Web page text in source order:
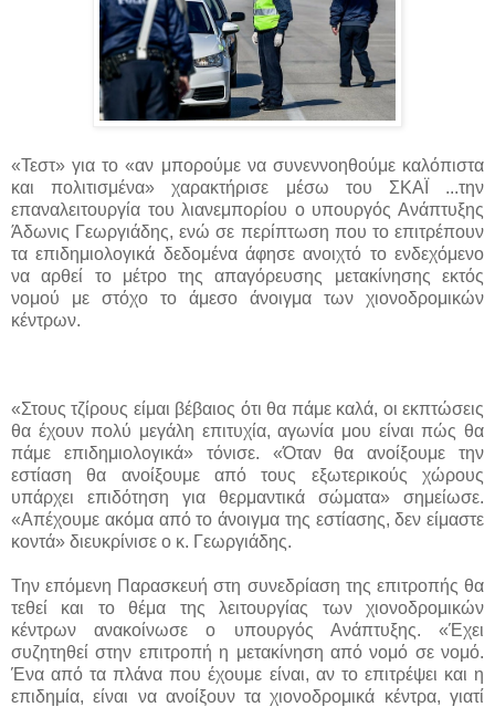
«Τεστ» για το «αν μπορούμε να συνεννοηθούμε καλόπιστα
και πολιτισμένα» χαρακτήρισε μέσω του ΣΚΑΪ ...την
επαναλειτουργία του λιανεμπορίου ο υπουργός Ανάπτυξης
Άδωνις Γεωργιάδης, ενώ σε περίπτωση που το επιτρέπουν
τα επιδημιολογικά δεδομένα άφησε ανοιχτό το ενδεχόμενο
να αρθεί το μέτρο της απαγόρευσης μετακίνησης εκτός
νομού με στόχο το άμεσο άνοιγμα των χιονοδρομικών
κέντρων.
«Στους τζίρους είμαι βέβαιος ότι θα πάμε καλά, οι εκπτώσεις
θα έχουν πολύ μεγάλη επιτυχία, αγωνία μου είναι πώς θα
πάμε επιδημιολογικά» τόνισε. «Όταν θα ανοίξουμε την
εστίαση θα ανοίξουμε από τους εξωτερικούς χώρους
υπάρχει επιδότηση για θερμαντικά σώματα» σημείωσε.
«Απέχουμε ακόμα από το άνοιγμα της εστίασης, δεν είμαστε
κοντά» διευκρίνισε ο κ. Γεωργιάδης.
Την επόμενη Παρασκευή στη συνεδρίαση της επιτροπής θα
τεθεί και το θέμα της λειτουργίας των χιονοδρομικών
κέντρων ανακοίνωσε ο υπουργός Ανάπτυξης. «Έχει
συζητηθεί στην επιτροπή η μετακίνηση από νομό σε νομό.
Ένα από τα πλάνα που έχουμε είναι, αν το επιτρέψει και η
επιδημία, είναι να ανοίξουν τα χιονοδρομικά κέντρα, γιατί